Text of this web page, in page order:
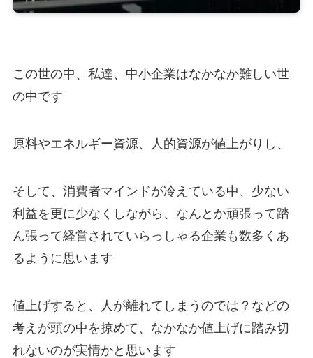
この世の中、私達、中小企業はなかなか難しい世
の中です
原料やエネルギー資源、人的資源が値上がりし、
そして、消費者マインドが冷えている中、少ない
利益を更に少なくしながら、なんとか頑張って踏
ん張って経営されていらっしゃる企業も数多くあ
るように思います
値上げすると、人が離れてしまうのでは？などの
考えが頭の中を掠めて、なかなか値上げに踏み切
れないのが実情かと思います